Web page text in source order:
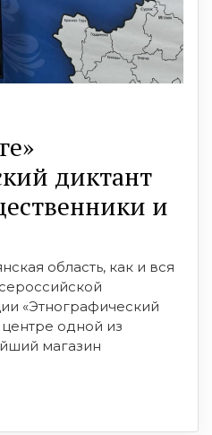
диктант
и
область, как и вся
«Этнографический
центре одной из
магазин